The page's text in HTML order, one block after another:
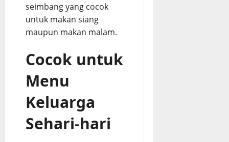
seimbang yang cocok
untuk makan siang
maupun makan malam.
Cocok untuk
Menu
Keluarga
Sehari-hari